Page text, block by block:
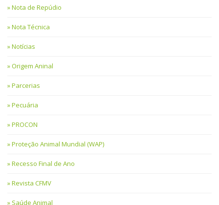
Nota de Repúdio
Nota Técnica
Notícias
Origem Aninal
Parcerias
Pecuária
PROCON
Proteção Animal Mundial (WAP)
Recesso Final de Ano
Revista CFMV
Saúde Animal